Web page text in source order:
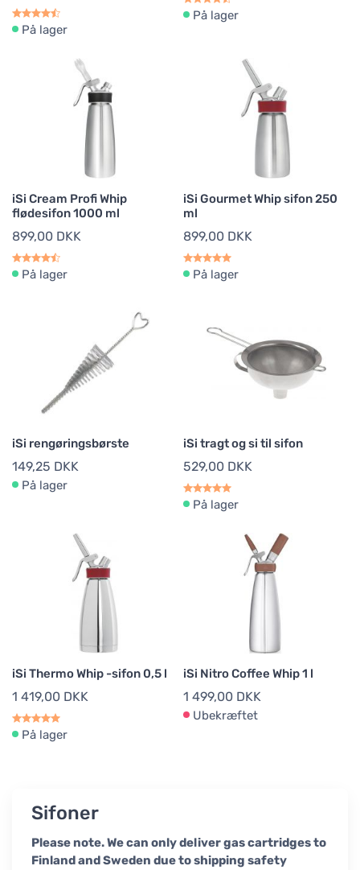
På lager
På lager
iSi Cream Profi Whip
flødesifon 1000 ml
899,00 DKK
På lager
iSi Gourmet Whip sifon 250
ml
899,00 DKK
På lager
iSi rengøringsbørste
149,25 DKK
På lager
iSi tragt og si til sifon
529,00 DKK
På lager
iSi Thermo Whip -sifon 0,5 l
1 419,00 DKK
På lager
iSi Nitro Coffee Whip 1 l
1 499,00 DKK
Ubekræftet
Sifoner
Please note. We can only deliver gas cartridges to
Finland and Sweden due to shipping safety